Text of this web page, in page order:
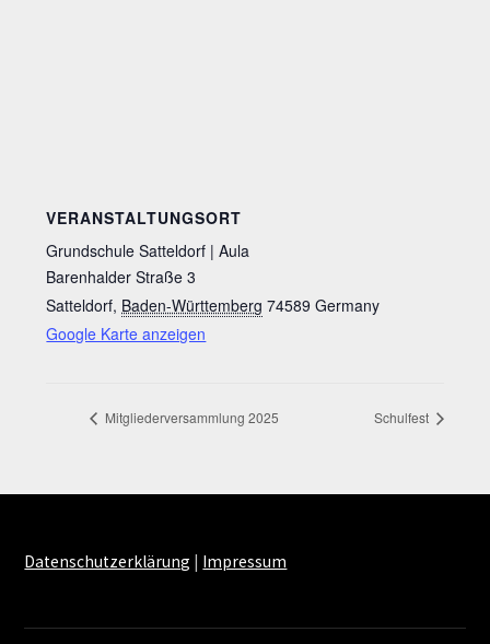
VERANSTALTUNGSORT
Grundschule Satteldorf | Aula
Barenhalder Straße 3
Satteldorf, Baden-Württemberg 74589 Germany
Google Karte anzeigen
Mitgliederversammlung 2025 Schulfest
Datenschutzerklärung | Impressum